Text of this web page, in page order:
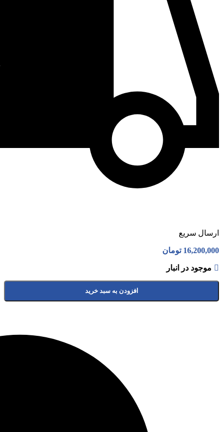
ارسال سریع
16,200,000 تومان
موجود در انبار
افزودن به سبد خرید